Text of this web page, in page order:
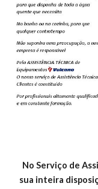
No Serviço de
sua inteira